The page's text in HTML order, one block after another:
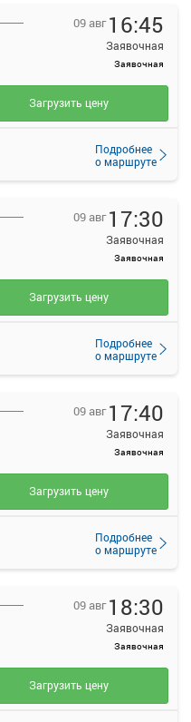
09 авг 16:45
Заявочная
Заявочная
Подробнее
о маршруте
Загрузить цену
09 авг 17:30
Заявочная
Заявочная
Подробнее
о маршруте
Загрузить цену
09 авг 17:40
Заявочная
Заявочная
Подробнее
о маршруте
Загрузить цену
09 авг 18:30
Заявочная
Заявочная
Загрузить цену